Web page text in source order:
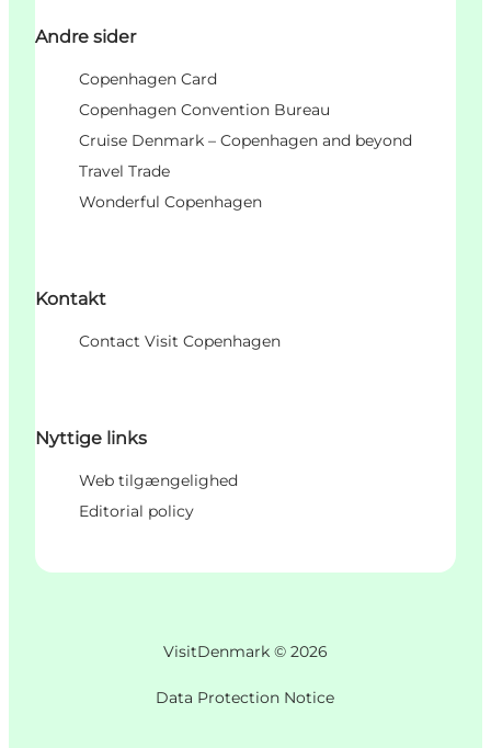
Andre sider
Copenhagen Card
Copenhagen Convention Bureau
Cruise Denmark – Copenhagen and beyond
Travel Trade
Wonderful Copenhagen
Kontakt
Contact Visit Copenhagen
Nyttige links
Web tilgængelighed
Editorial policy
VisitDenmark © 2026
Data Protection Notice